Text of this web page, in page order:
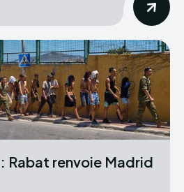
Rabat renvoie Madrid